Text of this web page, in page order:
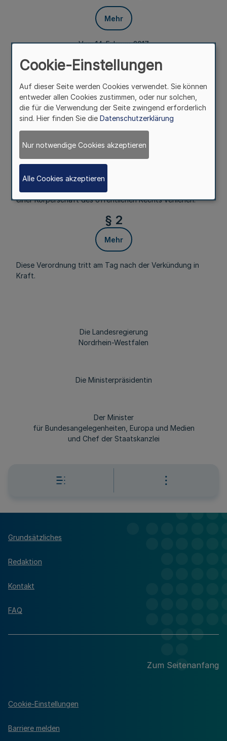
Mehr
Vom 14. Februar 2017
Körperschaftsstatusgesetzes vom 16. September 2014
GV. NRW. S. 604) verordnet die Landesregierung nach
Anhörung des zuständigen Ausschusses des Landtags:
§ 1
Dem Hindu Shankarar Sri Kamadchi Ampal Tempel e.V.
(Europa) mit Sitz in Hamm-Uentrop werden die Rechte
einer Körperschaft des öffentlichen Rechts verliehen.
§ 2
Mehr
Diese Verordnung tritt am Tag nach der Verkündung in
Kraft.
Die Landesregierung
Nordrhein-Westfalen
Die Ministerpräsidentin
Der Minister
für Bundesangelegenheiten, Europa und Medien
und Chef der Staatskanzlei
Grundsätzliches
Redaktion
Kontakt
FAQ
Zum Seitenanfang
Cookie-Einstellungen
Barriere melden
Cookie-Einstellungen
Auf dieser Seite werden Cookies verwendet. Sie können
entweder allen Cookies zustimmen, oder nur solchen,
die für die Verwendung der Seite zwingend erforderlich
sind. Hier finden Sie die Datenschutzerklärung
Nur notwendige Cookies akzeptieren
Alle Cookies akzeptieren